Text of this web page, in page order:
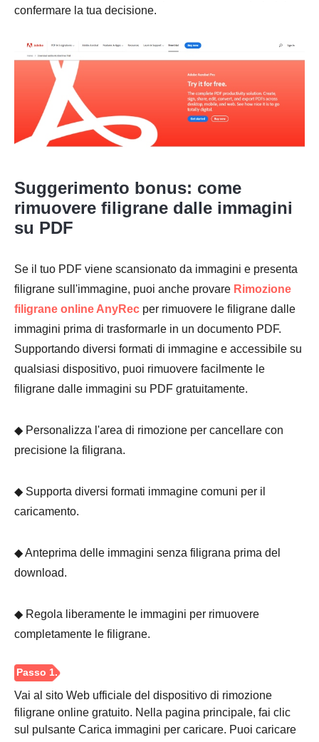
Passo 1.
Passaggio
confermare la tua decisione.
Suggerimento bonus: come
rimuovere filigrane dalle immagini
su PDF
Se il tuo PDF viene scansionato da immagini e presenta
filigrane sull'immagine, puoi anche provare Rimozione
filigrane online AnyRec per rimuovere le filigrane dalle
immagini prima di trasformarle in un documento PDF.
Supportando diversi formati di immagine e accessibile su
qualsiasi dispositivo, puoi rimuovere facilmente le
filigrane dalle immagini su PDF gratuitamente.
◆ Personalizza l'area di rimozione per cancellare con
precisione la filigrana.
◆ Supporta diversi formati immagine comuni per il
caricamento.
◆ Anteprima delle immagini senza filigrana prima del
download.
◆ Regola liberamente le immagini per rimuovere
completamente le filigrane.
Vai al sito Web ufficiale del dispositivo di rimozione
filigrane online gratuito. Nella pagina principale, fai clic
sul pulsante Carica immagini per caricare. Puoi caricare